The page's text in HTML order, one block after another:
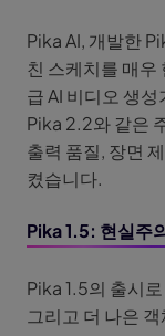
Pika AI, 개발한
친 스케치를 매우
급 AI 비디오 생
Pika 2.2와 같은
출력 품질, 장면
켰습니다.
Pika 1.5: 현실주
Pika 1.5의 출시
그리고 더 나은